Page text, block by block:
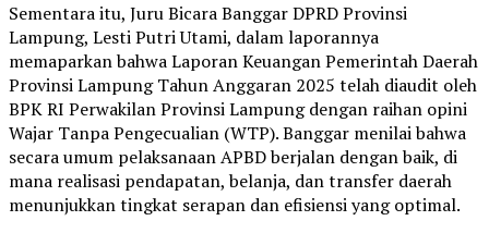
Sementara itu, Juru Bicara Banggar DPRD Provinsi
Lampung, Lesti Putri Utami, dalam laporannya
memaparkan bahwa Laporan Keuangan Pemerintah Daerah
Provinsi Lampung Tahun Anggaran 2025 telah diaudit oleh
BPK RI Perwakilan Provinsi Lampung dengan raihan opini
Wajar Tanpa Pengecualian (WTP). Banggar menilai bahwa
secara umum pelaksanaan APBD berjalan dengan baik, di
mana realisasi pendapatan, belanja, dan transfer daerah
menunjukkan tingkat serapan dan efisiensi yang optimal.